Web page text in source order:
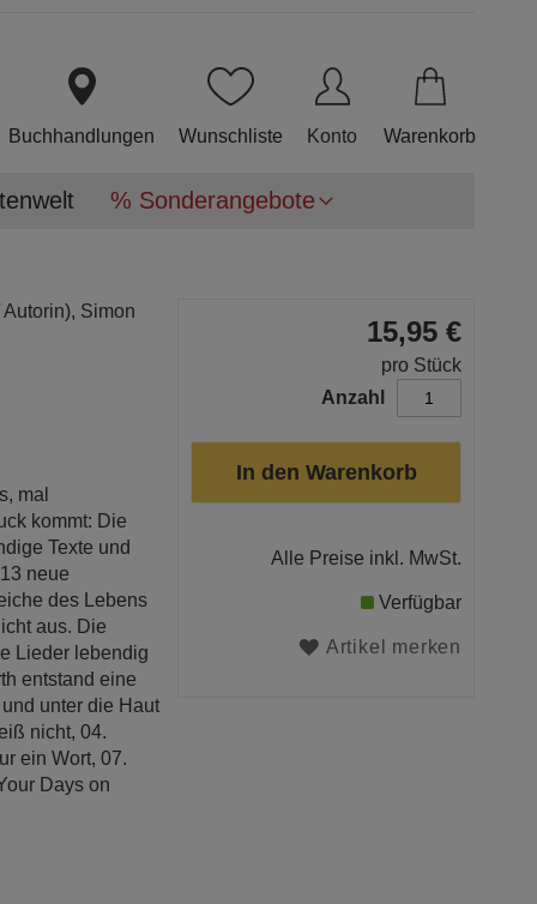
Buchhandlungen Wunschliste Konto Warenkorb
% Sonderangebote
Autorin), Simon
mal
kommt: Die
Texte und
neue
des Lebens
aus. Die
Lieder lebendig
entstand eine
unter die Haut
nicht, 04.
ein Wort, 07.
Days on
15,95 €
pro Stück
Anzahl
In den Warenkorb
Alle Preise inkl. MwSt.
Verfügbar
Artikel merken